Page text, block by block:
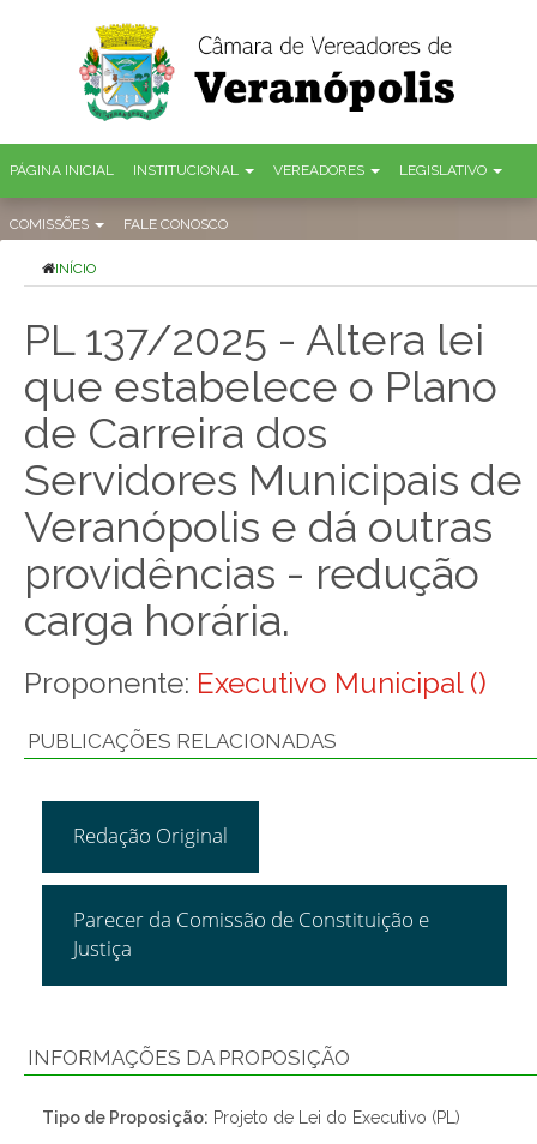
PÁGINA INICIAL INSTITUCIONAL VEREADORES LEGISLATIVO
COMISSÕES FALE CONOSCO
INÍCIO
PL 137/2025 - Altera lei
que estabelece o Plano
de Carreira dos
Servidores Municipais de
Veranópolis e dá outras
providências - redução
carga horária.
Proponente: Executivo Municipal ()
PUBLICAÇÕES RELACIONADAS
Redação Original
Parecer da Comissão de Constituição e
Justiça
INFORMAÇÕES DA PROPOSIÇÃO
Tipo de Proposição: Projeto de Lei do Executivo (PL)